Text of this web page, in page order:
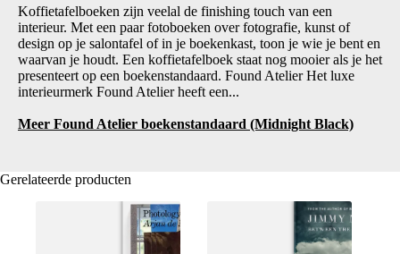
Koffietafelboeken zijn veelal de finishing touch van een
interieur. Met een paar fotoboeken over fotografie, kunst of
design op je salontafel of in je boekenkast, toon je wie je bent en
waarvan je houdt. Een koffietafelboek staat nog mooier als je het
presenteert op een boekenstandaard. Found Atelier Het luxe
interieurmerk Found Atelier heeft een...
Meer Found Atelier boekenstandaard (Midnight Black)
Gerelateerde producten